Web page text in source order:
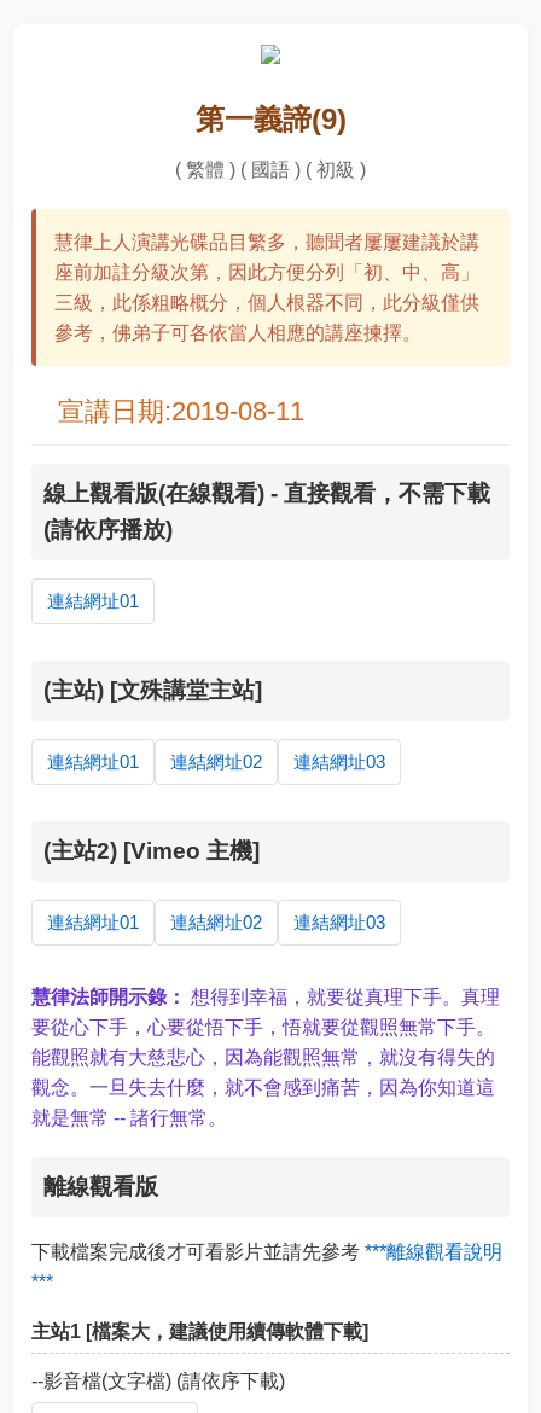
第一義諦(9)
( 繁體 ) ( 國語 ) ( 初級 )
慧律上人演講光碟品目繁多，聽聞者屢屢建議於講
座前加註分級次第，因此方便分列「初、中、高」
三級，此係粗略概分，個人根器不同，此分級僅供
參考，佛弟子可各依當人相應的講座揀擇。
宣講日期:2019-08-11
線上觀看版(在線觀看) - 直接觀看，不需下載
(請依序播放)
連結網址01
(主站) [文殊講堂主站]
連結網址01 連結網址02 連結網址03
(主站2) [Vimeo 主機]
連結網址01 連結網址02 連結網址03
慧律法師開示錄：
想得到幸福，就要從真理下手。真理
要從心下手，心要從悟下手，悟就要從觀照無常下手。
能觀照就有大慈悲心，因為能觀照無常，就沒有得失的
觀念。一旦失去什麼，就不會感到痛苦，因為你知道這
就是無常 -- 諸行無常。
離線觀看版
下載檔案完成後才可看影片並請先參考***離線觀看說明
***
主站1 [檔案大，建議使用續傳軟體下載]
--影音檔(文字檔) (請依序下載)